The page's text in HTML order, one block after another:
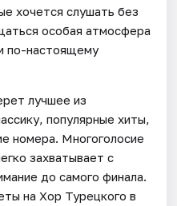
хочется слушать без
особая атмосфера
по-настоящему
лучшее из
популярные хиты,
номера. Многоголосие
захватывает с
до самого финала.
на Хор Турецкого в